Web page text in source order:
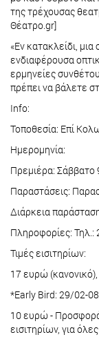
της τρέχουσας
Θέατρο.gr]
«Εν κατακλείδι,
ενδιαφέρουσα
ερμηνείες
πρέπει να βάλετε
Info:
Τοποθεσία: Επί
Ημερομηνία:
Πρεμιέρα:
Παραστάσεις:
Διάρκεια
Πληροφορίες: Τηλ.:
Τιμές εισιτηρίων:
17 ευρώ
*Early Bird: 29/02-
10 ευρώ -
εισιτηρίων, για